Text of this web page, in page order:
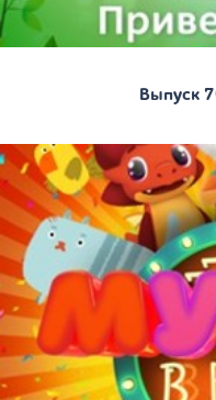
Выпуск